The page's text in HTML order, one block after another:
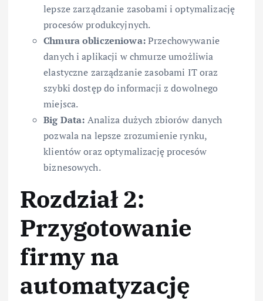
lepsze zarządzanie zasobami i optymalizację
procesów produkcyjnych.
Chmura obliczeniowa:Przechowywanie
danych i aplikacji w chmurze umożliwia
elastyczne zarządzanie zasobami IT oraz
szybki dostęp do informacji z dowolnego
miejsca.
Big Data: Analiza dużych zbiorów danych
pozwala na lepsze zrozumienie rynku,
klientów oraz optymalizację procesów
biznesowych.
Rozdział 2:
Przygotowanie
firmy na
automatyzację